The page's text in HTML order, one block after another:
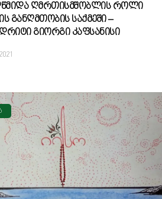
Ღმრთისმშობლის Როლი
Განღმთობის Საქმეში –
Გიორგი Კაფსანისი